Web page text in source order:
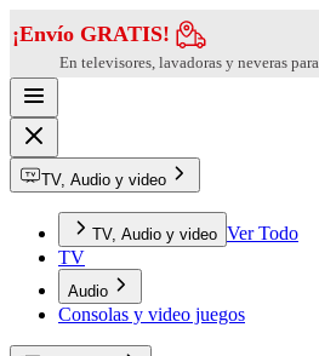
¡Envío GRATIS!
En televisores, lavadoras y neveras para
TV, Audio y video
TV, Audio y video Ver Todo
TV
Audio
Consolas y video juegos